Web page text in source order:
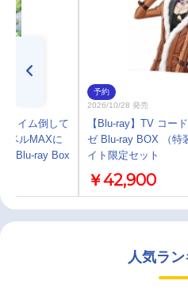
ライム倒して
ベルMAXに
」Blu-ray Box
予約
2026/10/28 発売
【Blu-ray】TV コー
ゼ Blu-ray BOX （特
イト限定セット
￥42,900
人気ラ